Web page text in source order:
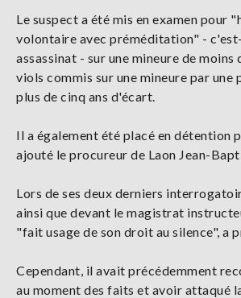
Le suspect a été mis en examen pour
volontaire avec préméditation" -
assassinat - sur une mineure de moins
viols commis sur une mineure par une
plus de cinq ans d'écart.
Il a également été placé en détention
ajouté le procureur de Laon Jean-
Lors de ses deux derniers
ainsi que devant le magistrat
"fait usage de son droit au silence", a
Cependant, il avait précédemment
au moment des faits et avoir attaqué